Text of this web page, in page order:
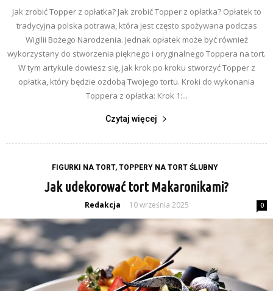
Jak zrobić Topper z opłatka? Jak zrobić Topper z opłatka? Opłatek to
tradycyjna polska potrawa, która jest często spożywana podczas
Wigilii Bożego Narodzenia. Jednak opłatek może być również
wykorzystany do stworzenia pięknego i oryginalnego Toppera na tort.
W tym artykule dowiesz się, jak krok po kroku stworzyć Topper z
opłatka, który będzie ozdobą Twojego tortu. Kroki do wykonania
Toppera z opłatka: Krok 1:...
Czytaj więcej
FIGURKI NA TORT, TOPPERY NA TORT ŚLUBNY
Jak udekorować tort Makaronikami?
Redakcja - 10 września 2025 0